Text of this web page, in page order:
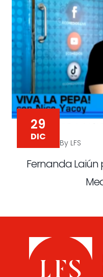
29
DIC
By LFS
Fernanda Laiún